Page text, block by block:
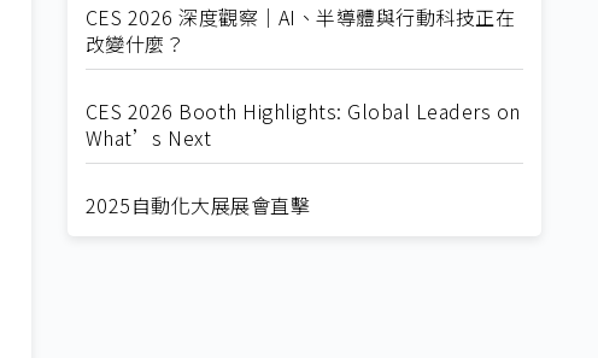
CES 2026 深度觀察｜AI、半導體與行動科技正在
改變什麼？
CES 2026 Booth Highlights: Global Leaders on
What’s Next
2025自動化大展展會直擊